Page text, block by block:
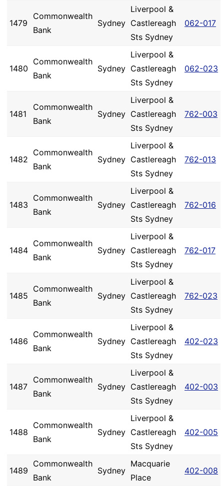
1479
Commonwealth
Bank
Sydney
Liverpool &
Castlereagh
Sts Sydney
062-017
1480
Commonwealth
Bank
Sydney
Liverpool &
Castlereagh
Sts Sydney
062-023
1481
Commonwealth
Bank
Sydney
Liverpool &
Castlereagh
Sts Sydney
762-003
1482
Commonwealth
Bank
Sydney
Liverpool &
Castlereagh
Sts Sydney
762-013
1483
Commonwealth
Bank
Sydney
Liverpool &
Castlereagh
Sts Sydney
762-016
1484
Commonwealth
Bank
Sydney
Liverpool &
Castlereagh
Sts Sydney
762-017
1485
Commonwealth
Bank
Sydney
Liverpool &
Castlereagh
Sts Sydney
762-023
1486
Commonwealth
Bank
Sydney
Liverpool &
Castlereagh
Sts Sydney
402-023
1487
Commonwealth
Bank
Sydney
Liverpool &
Castlereagh
Sts Sydney
402-003
1488
Commonwealth
Bank
Sydney
Liverpool &
Castlereagh
Sts Sydney
402-005
1489
Commonwealth
Bank
Sydney
Macquarie
Place
402-008